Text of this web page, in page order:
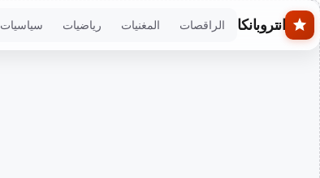
Skip to main content
انتروبانكا الراقصات المغنيات رياضيات سياسيات